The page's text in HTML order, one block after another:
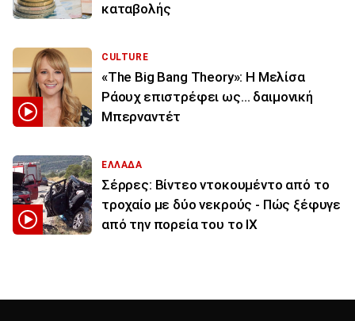
καταβολής
CULTURE
«The Big Bang Theory»: Η Μελίσα
Ράουχ επιστρέφει ως… δαιμονική
Μπερναντέτ
ΕΛΛΑΔΑ
Σέρρες: Βίντεο ντοκουμέντο από το
τροχαίο με δύο νεκρούς - Πώς ξέφυγε
από την πορεία του το ΙΧ